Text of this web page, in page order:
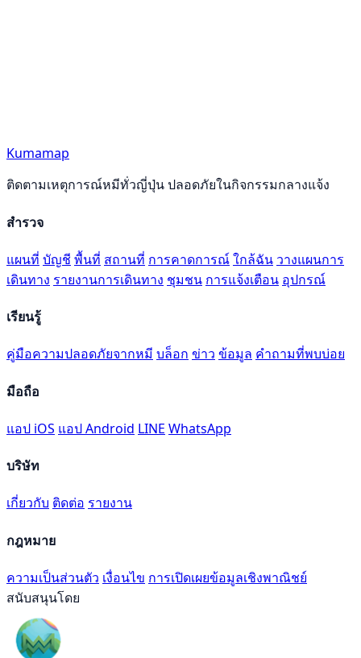
Kumamap
ติดตามเหตุการณ์หมีทั่วญี่ปุ่น ปลอดภัยในกิจกรรมกลางแจ้ง
สำรวจ
แผนที่ บัญชี พื้นที่ สถานที่ การคาดการณ์ใกล้ฉัน วางแผนการ
เดินทาง รายงานการเดินทาง ชุมชน การแจ้งเตือน อุปกรณ์
เรียนรู้
คู่มือความปลอดภัยจากหมี บล็อก ข่าว ข้อมูล คำถามที่พบบ่อย
มือถือ
แอป iOS แอป Android LINE WhatsApp
บริษัท
เกี่ยวกับ ติดต่อ รายงาน
กฎหมาย
ความเป็นส่วนตัว เงื่อนไข การเปิดเผยข้อมูลเชิงพาณิชย์
สนับสนุนโดย